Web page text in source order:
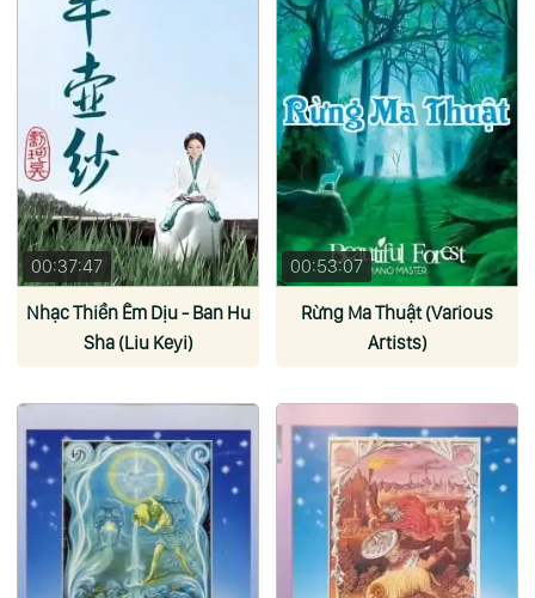
00:37:47
Nhạc Thiền Êm Dịu - Ban Hu
Sha (Liu Keyi)
00:53:07
Rừng Ma Thuật (Various
Artists)